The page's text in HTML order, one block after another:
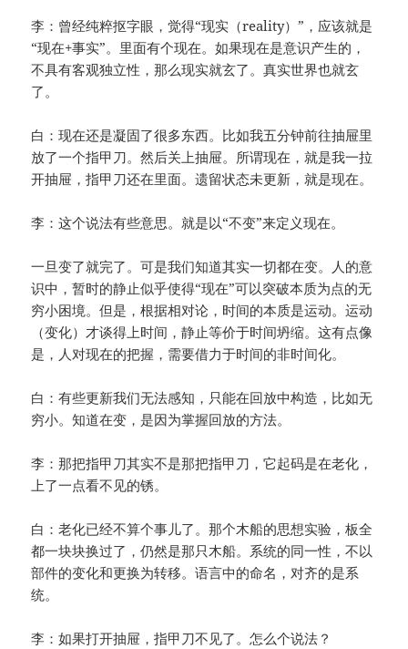
李：曾经纯粹抠字眼，觉得“现实（reality）”，应该就是
“现在+事实”。里面有个现在。如果现在是意识产生的，
不具有客观独立性，那么现实就玄了。真实世界也就玄
了。
白：现在还是凝固了很多东西。比如我五分钟前往抽屉里
放了一个指甲刀。然后关上抽屉。所谓现在，就是我一拉
开抽屉，指甲刀还在里面。遗留状态未更新，就是现在。
李：这个说法有些意思。就是以“不变”来定义现在。
一旦变了就完了。可是我们知道其实一切都在变。人的意
识中，暂时的静止似乎使得“现在”可以突破本质为点的无
穷小困境。但是，根据相对论，时间的本质是运动。运动
（变化）才谈得上时间，静止等价于时间坍缩。这有点像
是，人对现在的把握，需要借力于时间的非时间化。
白：有些更新我们无法感知，只能在回放中构造，比如无
穷小。知道在变，是因为掌握回放的方法。
李：那把指甲刀其实不是那把指甲刀，它起码是在老化，
上了一点看不见的锈。
白：老化已经不算个事儿了。那个木船的思想实验，板全
都一块块换过了，仍然是那只木船。系统的同一性，不以
部件的变化和更换为转移。语言中的命名，对齐的是系
统。
李：如果打开抽屉，指甲刀不见了。怎么个说法？